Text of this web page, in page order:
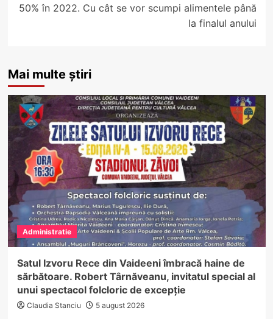
50% în 2022. Cu cât se vor scumpi alimentele până
la finalul anului
Mai multe știri
Administratie
Satul Izvoru Rece din Vaideeni îmbracă haine de
sărbătoare. Robert Târnăveanu, invitatul special al
unui spectacol folcloric de excepție
Claudia Stanciu 5 august 2026